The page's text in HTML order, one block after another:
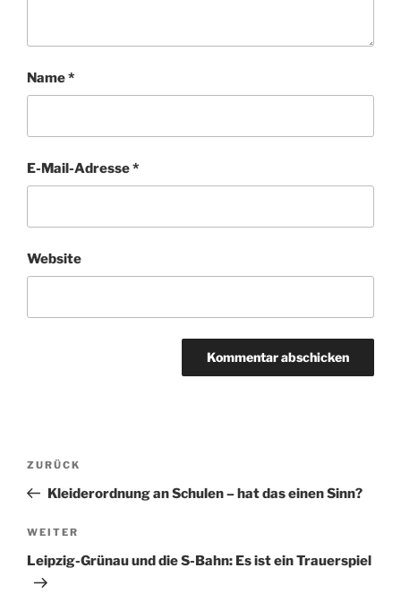
Name*
E-Mail-Adresse*
Website
Beitragsnavigation
Vorheriger
Beitrag
ZURÜCK
Kleiderordnung an Schulen – hat das einen Sinn?
Nächster
Beitrag
WEITER
Leipzig-Grünau und die S-Bahn: Es ist ein Trauerspiel